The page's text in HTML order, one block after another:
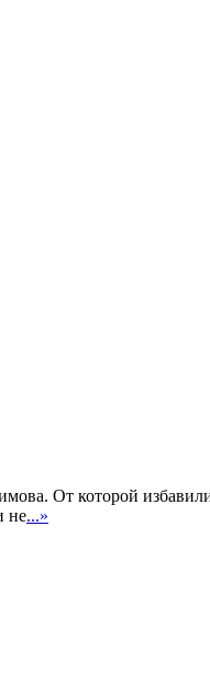
От которой
не...»